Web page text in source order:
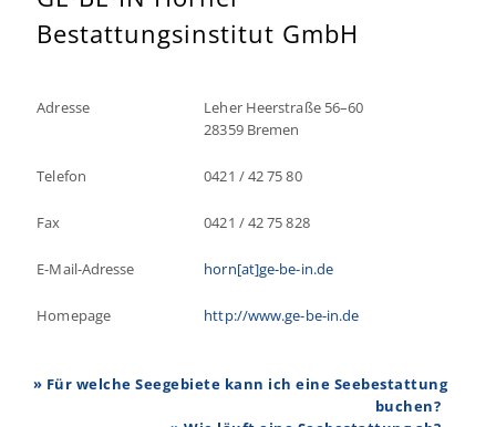
Bestattungsinstitut GmbH
Adresse
Leher Heerstraße 56–60
28359 Bremen
Telefon 0421 / 42 75 80
Fax 0421 / 42 75 828
E-Mail-Adresse horn[at]ge-be-in.de
Homepage http://www.ge-be-in.de
» Für welche Seegebiete kann ich eine Seebestattung
buchen?